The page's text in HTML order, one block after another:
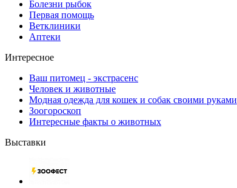
Болезни рыбок
Первая помощь
Ветклиники
Аптеки
Интересное
Ваш питомец - экстрасенс
Человек и животные
Модная одежда для кошек и собак своими руками
Зоогороскоп
Интересные факты о животных
Выставки